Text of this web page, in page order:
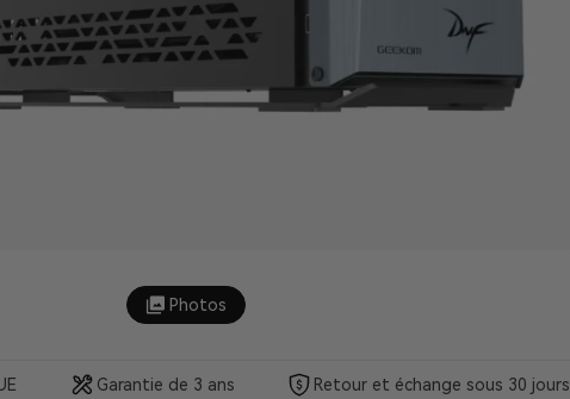
Photos
Garantie de 3 ans Retour et échange sous 30 jours